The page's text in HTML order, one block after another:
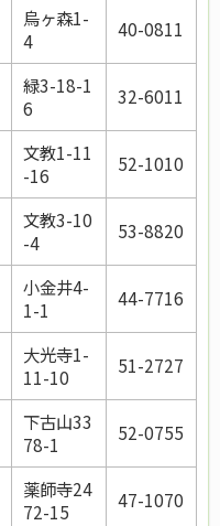
烏ヶ森1-
4
40-0811
緑3-18-1
6
32-6011
文教1-11
-16
52-1010
文教3-10
-4
53-8820
小金井4-
1-1
44-7716
大光寺1-
11-10
51-2727
下古山33
78-1
52-0755
薬師寺24
72-15
47-1070